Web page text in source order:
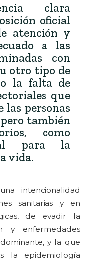
clara
oficial
atención y
a las
con
otro tipo de
la falta de
que
las personas
también
como
para la
vida.
intencionalidad
sanitarias y en
de evadir la
y enfermedades
y la que
la epidemiología